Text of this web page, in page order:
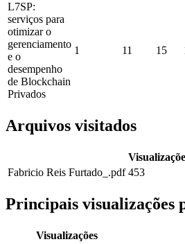
L7SP:
serviços para
otimizar o
gerenciamento
e o
desempenho
de Blockchain
Privados
1 11 15
Arquivos visitados
Fabricio Reis Furtado_.pdf 453
Principais visualizações
Visualizações